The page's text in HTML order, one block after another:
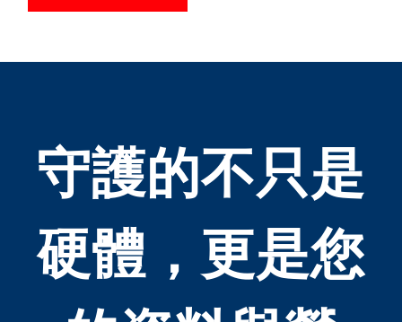
守護的不只是
硬體，更是您